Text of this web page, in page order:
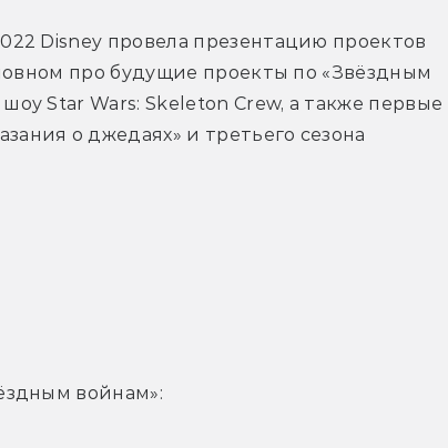
Disney провела презентацию проектов
про будущие проекты по «Звёздным
Star Wars: Skeleton Crew, а также первые
о джедаях» и третьего сезона
войнам»: